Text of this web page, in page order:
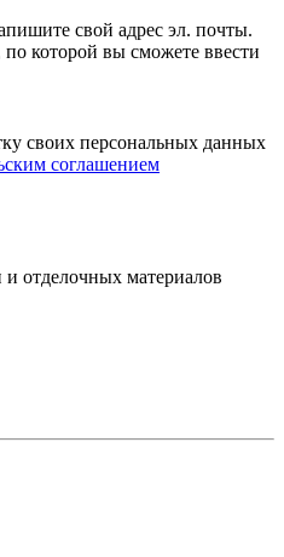
свой адрес эл. почты.
которой вы сможете ввести
своих персональных данных
соглашением
и отделочных материалов